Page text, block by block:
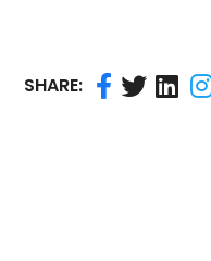
SHARE: